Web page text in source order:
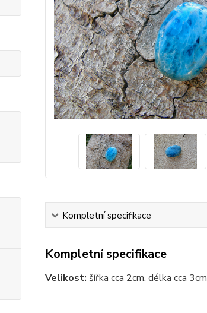
Kompletní specifikace
Kompletní specifikace
Velikost: šířka cca 2cm, délka cca 3cm